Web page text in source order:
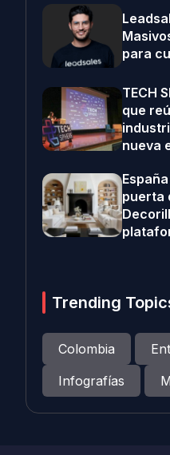
para
TECH
que
nueva
puerta
Trending
Colombia
Infografías